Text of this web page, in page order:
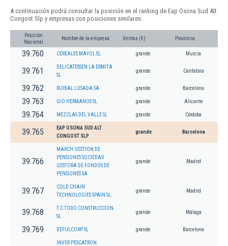
A continuación podrá consultar la posición en el ranking de Eap Osona Sud Alt
Congost Slp y empresas con posiciones similares:
Posición
Nacional
Nombre de la empresa Ventas (€) Provincia
39.760 CEREALES MAYOL SL grande Murcia
39.761
DELICATESSEN LA ERMITA
SL
grande Cantabria
39.762 RUIBAL LOSADA SA grande Barcelona
39.763 GIO HERMANOS SL grande Alicante
39.764 MEZCLAS DEL VALLE SL grande Córdoba
39.765
EAP OSONA SUD ALT
CONGOST SLP
grande Barcelona
39.766
MARCH GESTION DE
PENSIONES SOCIEDAD
GESTORA DE FONDOS DE
PENSIONES SA
grande Madrid
39.767
COLD CHAIN
TECHNOLOGIES SPAIN SL.
grande Madrid
39.768
T C TODO CONSTRUCCION
SL
grande Málaga
39.769 DEFULCORP SL grande Barcelona
INVER PESCATRON.